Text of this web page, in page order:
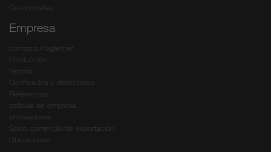
Greenovative
Empresa
conozca Hagleitner
Producción
historia
Certificados y distinciones
Referencias
película de empresa
proveedores
Socio comercial/de exportación
Ubicaciones